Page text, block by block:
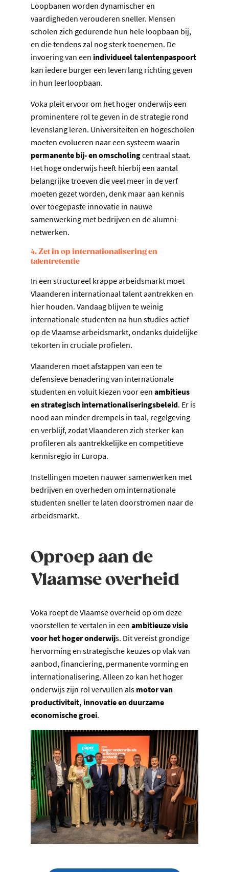
Loopbanen worden dynamischer en
vaardigheden verouderen sneller. Mensen
scholen zich gedurende hun hele loopbaan bij,
en die tendens zal nog sterk toenemen. De
invoering van een individueel talentenpaspoort
kan iedere burger een leven lang richting geven
in hun leerloopbaan.
Voka pleit ervoor om het hoger onderwijs een
prominentere rol te geven in de strategie rond
levenslang leren. Universiteiten en hogescholen
moeten evolueren naar een systeem waarin
permanente bij- en omscholingcentraal staat.
Het hoge onderwijs heeft hierbij een aantal
belangrijke troeven die veel meer in de verf
moeten gezet worden, denk maar aan kennis
over toegepaste innovatie in nauwe
samenwerking met bedrijven en de alumni-
netwerken.
4. Zet in op internationalisering en
talentretentie
In een structureel krappe arbeidsmarkt moet
Vlaanderen internationaal talent aantrekken en
hier houden. Vandaag blijven te weinig
internationale studenten na hun studies actief
op de Vlaamse arbeidsmarkt, ondanks duidelijke
tekorten in cruciale profielen.
Vlaanderen moet afstappen van een te
defensieve benadering van internationale
studenten en voluit kiezen voor een ambitieus
en strategisch internationaliseringsbeleid. Er is
nood aan minder drempels in taal, regelgeving
en verblijf, zodat Vlaanderen zich sterker kan
profileren als aantrekkelijke en competitieve
kennisregio in Europa.
Instellingen moeten nauwer samenwerken met
bedrijven en overheden om internationale
studenten sneller te laten doorstromen naar de
arbeidsmarkt.
Oproep aan de
Vlaamse overheid
Voka roept de Vlaamse overheid op om deze
voorstellen te vertalen in een ambitieuze visie
voor het hoger onderwijs. Dit vereist grondige
hervorming en strategische keuzes op vlak van
aanbod, financiering, permanente vorming en
internationalisering. Alleen zo kan het hoger
onderwijs zijn rol vervullen als motor van
productiviteit, innovatie en duurzame
economische groei.